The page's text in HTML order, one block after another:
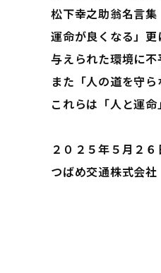
松下幸之助翁名言
運命が良くなる」更
与えられた環境に不
また「人の道を守
これらは「人と運命
２０２５年５月２６
つばめ交通株式会